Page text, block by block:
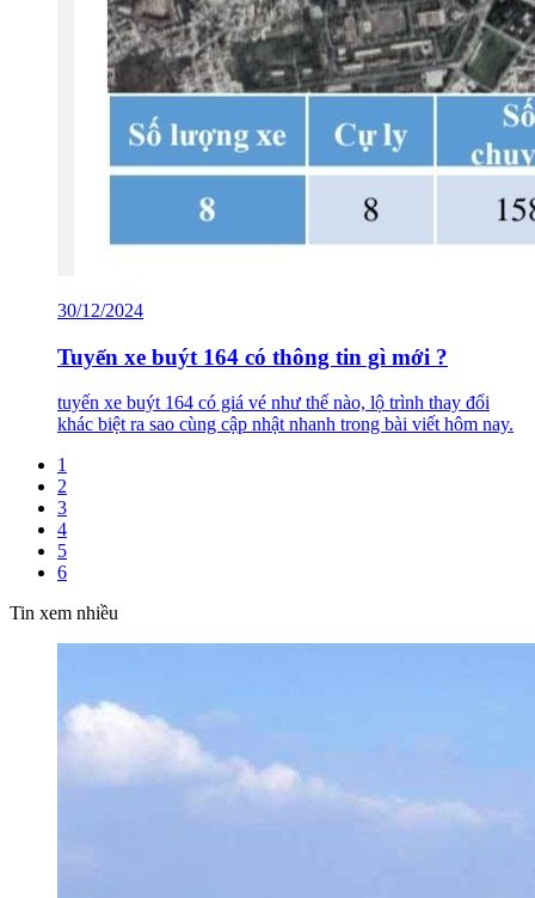
30/12/2024
Tuyến xe buýt 164 có thông tin gì mới ?
tuyến xe buýt 164 có giá vé như thế nào, lộ trình thay đổi
khác biệt ra sao cùng cập nhật nhanh trong bài viết hôm nay.
1
2
3
4
5
6
Tin xem nhiều